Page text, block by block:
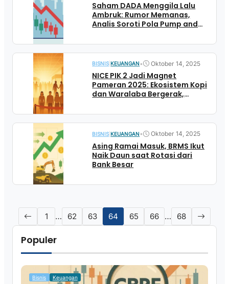
Saham DADA Menggila Lalu
Ambruk: Rumor Memanas,
Analis Soroti Pola Pump and
BISNIS |KEUANGAN• Oktober 14, 2025
NICE PIK 2 Jadi Magnet
Pameran 2025: Ekosistem Kopi
dan Waralaba Bergerak,
BISNIS |KEUANGAN• Oktober 14, 2025
Asing Ramai Masuk, BRMS Ikut
Naik Daun saat Rotasi dari
Bank Besar
1 … 62 63 64 65 66 … 68
Populer
Bisnis Keuangan